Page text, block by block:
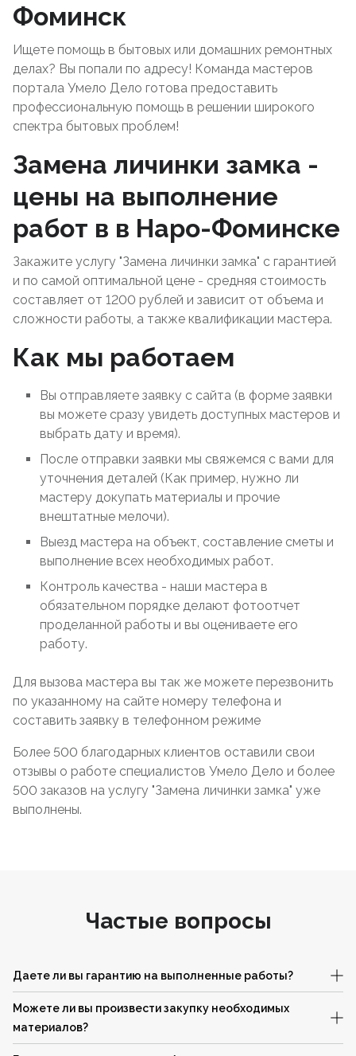
Фоминск
Ищете помощь в бытовых или домашних ремонтных
делах? Вы попали по адресу! Команда мастеров
портала Умело Дело готова предоставить
профессиональную помощь в решении широкого
спектра бытовых проблем!
Замена личинки замка -
цены на выполнение
работ в в Наро-Фоминске
Закажите услугу "Замена личинки замка" с гарантией
и по самой оптимальной цене - средняя стоимость
составляет от 1200 рублей и зависит от объема и
сложности работы, а также квалификации мастера.
Как мы работаем
Вы отправляете заявку с сайта (в форме заявки
вы можете сразу увидеть доступных мастеров и
выбрать дату и время).
После отправки заявки мы свяжемся с вами для
уточнения деталей (Как пример, нужно ли
мастеру докупать материалы и прочие
внештатные мелочи).
Выезд мастера на объект, составление сметы и
выполнение всех необходимых работ.
Контроль качества - наши мастера в
обязательном порядке делают фотоотчет
проделанной работы и вы оцениваете его
работу.
Для вызова мастера вы так же можете перезвонить
по указанному на сайте номеру телефона и
составить заявку в телефонном режиме
Более 500 благодарных клиентов оставили свои
отзывы о работе специалистов Умело Дело и более
500 заказов на услугу "Замена личинки замка" уже
выполнены.
Частые вопросы
Даете ли вы гарантию на выполненные работы?
Можете ли вы произвести закупку необходимых
материалов?